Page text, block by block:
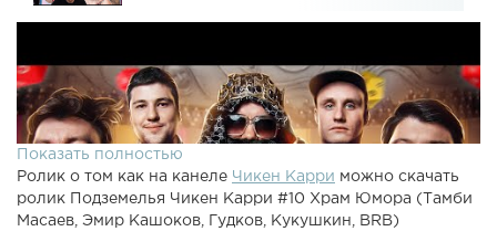
Показать полностью
Ролик о том как на канеле Чикен Карри можно скачать
ролик Подземелья Чикен Карри #10 Храм Юмора (Тамби
Масаев, Эмир Кашоков, Гудков, Кукушкин, BRB)